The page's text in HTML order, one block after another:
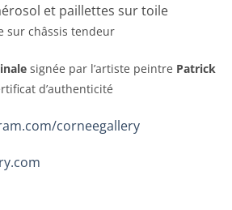
et paillettes sur toile
sur châssis tendeur
signée par l’artiste peintre Patrick
d’authenticité
corneegallery